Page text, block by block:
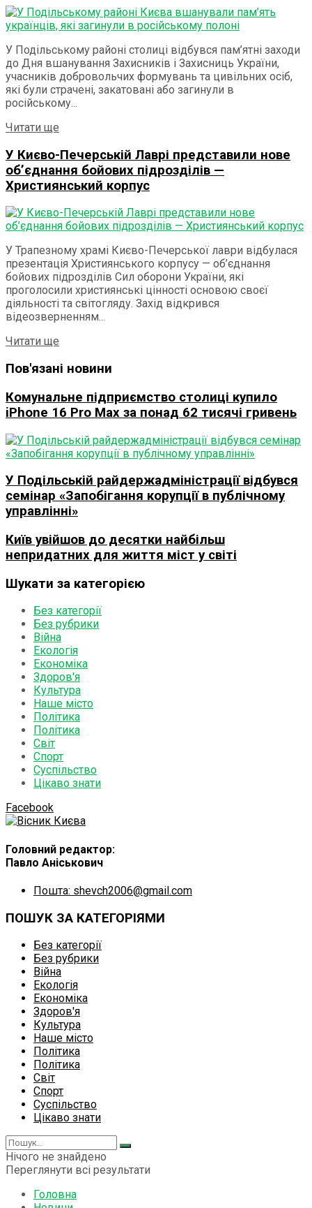
У Подільському районі столиці відбувся пам’ятні заходи
до Дня вшанування Захисників і Захисниць України,
учасників добровольчих формувань та цивільних осіб,
які були страчені, закатовані або загинули в
російському...
Читати ще
У Києво-Печерській Лаврі представили нове
об’єднання бойових підрозділів —
Християнський корпус
У Трапезному храмі Києво-Печерської лаври відбулася
презентація Християнського корпусу — об’єднання
бойових підрозділів Сил оборони України, які
проголосили християнські цінності основою своєї
діяльності та світогляду. Захід відкрився
відеозверненням...
Читати ще
Пов'язані новини
Комунальне підприємство столиці купило
iPhone 16 Pro Max за понад 62 тисячі гривень
У Подільській райдержадміністрації відбувся
семінар «Запобігання корупції в публічному
управлінні»
Київ увійшов до десятки найбільш
непридатних для життя міст у світі
Шукати за категорією
Без категорії
Без рубрики
Війна
Екологія
Економіка
Здоров'я
Культура
Наше місто
Політика
Політика
Світ
Спорт
Суспільство
Цікаво знати
Facebook
Головний редактор:
Павло Аніськович
Пошта: shevch2006@gmail.com
ПОШУК ЗА КАТЕГОРІЯМИ
Без категорії
Без рубрики
Війна
Екологія
Економіка
Здоров'я
Культура
Наше місто
Політика
Політика
Світ
Спорт
Суспільство
Цікаво знати
Нічого не знайдено
Переглянути всі результати
Головна